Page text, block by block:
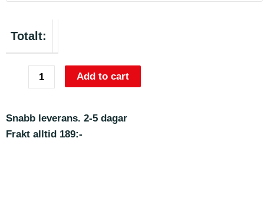
Totalt:
Add to cart
Snabb leverans. 2-5 dagar
Frakt alltid 189:-